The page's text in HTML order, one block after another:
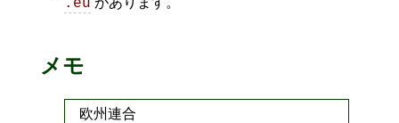
.eu
メモ
欧州連合